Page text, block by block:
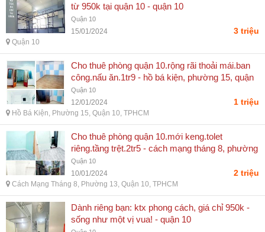
từ 950k tại quận 10 - quận 10
Quận 10
15/01/2024 3 triệu
Quận 10
Cho thuê phòng quận 10.rộng rãi thoải mái.ban
công.nấu ăn.1tr9 - hồ bá kiện, phường 15, quận
10, tphcm
Quận 10
12/01/2024 1 triệu
Hồ Bá Kiện, Phường 15, Quận 10, TPHCM
Cho thuê phòng quận 10.mới keng.tolet
riêng.tầng trệt.2tr5 - cách mạng tháng 8, phường
13, quận 10, tphcm
Quận 10
10/01/2024 2 triệu
Cách Mạng Tháng 8, Phường 13, Quận 10, TPHCM
Dành riêng bạn: ktx phong cách, giá chỉ 950k -
sống như một vị vua! - quận 10